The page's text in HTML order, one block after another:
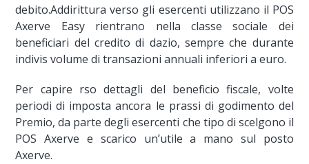
debito.Addirittura verso gli esercenti utilizzano il POS
Axerve Easy rientrano nella classe sociale dei
beneficiari del credito di dazio, sempre che durante
indivis volume di transazioni annuali inferiori a euro.
Per capire rso dettagli del beneficio fiscale, volte
periodi di imposta ancora le prassi di godimento del
Premio, da parte degli esercenti che tipo di scelgono il
POS Axerve e scarico un’utile a mano sul posto
Axerve.